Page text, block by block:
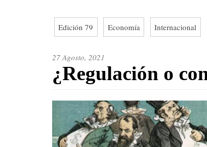
Edición 79 Economía Internacional
27 Agosto, 2021
¿Regulación o